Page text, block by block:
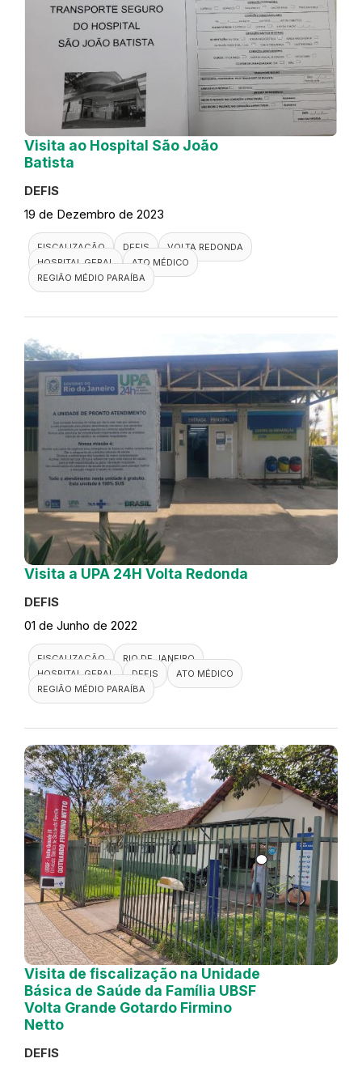
Visita ao Hospital São João
Batista
DEFIS
19 de Dezembro de 2023
FISCALIZAÇÃO DEFIS
VOLTA REDONDA
HOSPITAL GERAL
ATO MÉDICO
REGIÃO MÉDIO PARAÍBA
Visita a UPA 24H Volta Redonda
DEFIS
01 de Junho de 2022
FISCALIZAÇÃO
RIO DE JANEIRO
HOSPITAL GERAL
DEFIS
ATO MÉDICO
REGIÃO MÉDIO PARAÍBA
Visita de fiscalização na Unidade
Básica de Saúde da Família UBSF
Volta Grande Gotardo Firmino
Netto
DEFIS